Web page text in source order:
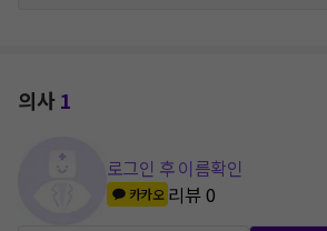
의사1
로그인 후 이름확인
카카오 리뷰0